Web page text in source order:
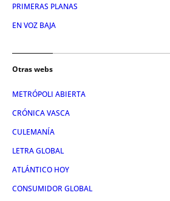
PRIMERAS PLANAS
EN VOZ BAJA
Otras webs
METRÓPOLI ABIERTA
CRÓNICA VASCA
CULEMANÍA
LETRA GLOBAL
ATLÁNTICO HOY
CONSUMIDOR GLOBAL